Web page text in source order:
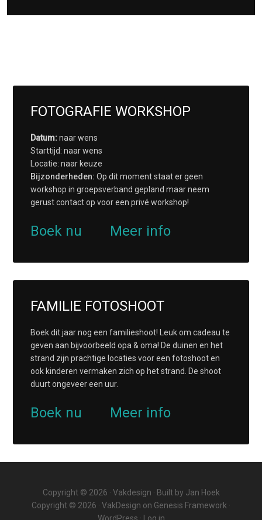
FOTOGRAFIE WORKSHOP
Datum:naar wens
Starttijd: naar wens
Locatie: naar keuze
Bijzonderheden: Op dit moment staat er geen
workshop in groepsverband gepland maar neem
gerust contact op voor een privé workshop!
Boek nu Meer info
FAMILIE FOTOSHOOT
Boek dit jaar nog een familieshoot! Leuk om cadeau te
geven aan bijvoorbeeld opa & oma! De duinen en het
strand zijn prachtige locaties voor een fotoshoot en
ook kinderen vermaken zich op het strand. De shoot
duurt ongeveer een uur.
Boek nu Meer info
Copyright © 2026 · Vakdesign · Built by Jan Hoek
Copyright © 2026 · VakDesign on Genesis Framework ·